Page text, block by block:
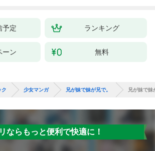
予定 ランキング
ーン 無料
ク 少女マンガ 兄が妹で妹が兄で。 兄が妹で妹
ならもっと便利で快適に！